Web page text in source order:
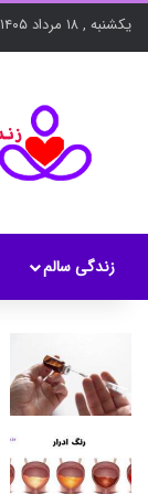
یکشنبه , ۱۸ مرداد ۱۴۰۵
زندگی سالم